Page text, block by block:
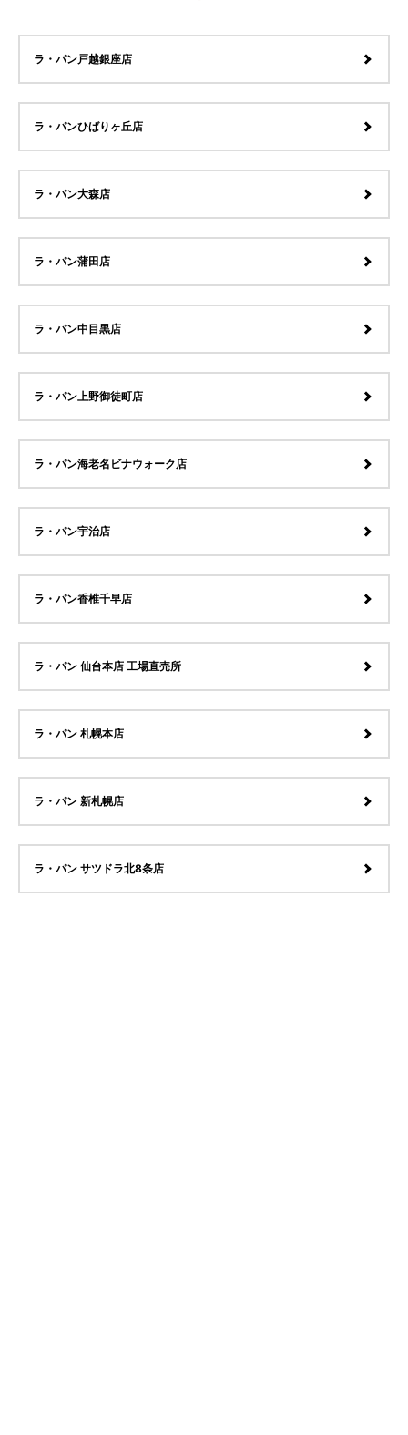
ラ・パン戸越銀座店
ラ・パンひばりヶ丘店
ラ・パン大森店
ラ・パン蒲田店
ラ・パン中目黒店
ラ・パン上野御徒町店
ラ・パン海老名ビナウォーク店
ラ・パン宇治店
ラ・パン香椎千早店
ラ・パン 仙台本店 工場直売所
ラ・パン 札幌本店
ラ・パン 新札幌店
ラ・パン サツドラ北8条店